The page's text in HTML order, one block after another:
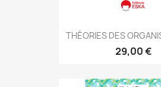
THÉORIES DES
29,00 €